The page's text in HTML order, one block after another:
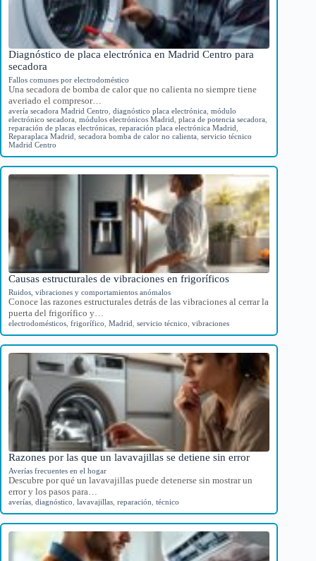
Diagnóstico de placa electrónica en Madrid Centro para
secadora
Fallos comunes por electrodoméstico
Una secadora de bomba de calor que no calienta no siempre tiene
averiado el compresor…
avería secadora Madrid Centro diagnóstico placa electrónica módulo
electrónico secadora módulos electrónicos Madrid placa de potencia secadora
reparación de placas electrónicas reparación placa electrónica Madrid
Reparaplaca Madrid
secadora bomba de calor no calienta servicio técnico
Madrid Centro
Causas estructurales de vibraciones en frigoríficos
Ruidos, vibraciones y comportamientos anómalos
Conoce las razones estructurales detrás de las vibraciones al cerrar la
puerta del frigorífico y…
electrodomésticos frigorífico Madrid servicio técnico vibraciones
Razones por las que un lavavajillas se detiene sin error
Averías frecuentes en el hogar
Descubre por qué un lavavajillas puede detenerse sin mostrar un
error y los pasos para…
averías diagnóstico lavavajillas reparación técnico